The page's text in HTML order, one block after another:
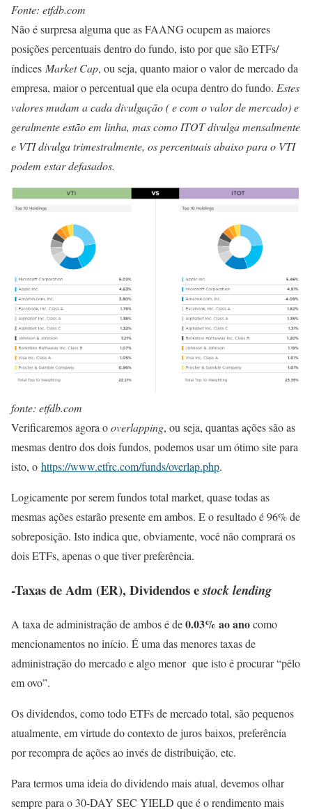
Fonte: etfdb.com
Não é surpresa alguma que as FAANG ocupem as maiores
posições percentuais dentro do fundo, isto por que são ETFs/
índices Market Cap, ou seja, quanto maior o valor de mercado da
empresa, maior o percentual que ela ocupa dentro do fundo. Estes
valores mudam a cada divulgação ( e com o valor de mercado) e
geralmente estão em linha, mas como ITOT divulga mensalmente
e VTI divulga trimestralmente, os percentuais abaixo para o VTI
podem estar defasados.
fonte: etfdb.com
Verificaremos agora ooverlapping, ou seja, quantas ações são as
mesmas dentro dos dois fundos, podemos usar um ótimo site para
isto, o https://www.etfrc.com/funds/overlap.php.
Logicamente por serem fundos total market, quase todas as
mesmas ações estarão presente em ambos. E o resultado é 96% de
sobreposição. Isto indica que, obviamente, você não comprará os
dois ETFs, apenas o que tiver preferência.
-Taxas de Adm (ER), Dividendos estock lending
A taxa de administração de ambos é de0.03% ao anocomo
mencionamentos no início. É uma das menores taxas de
administração do mercado e algo menor que isto é procurar “pêlo
em ovo”.
Os dividendos, como todo ETFs de mercado total, são pequenos
atualmente, em virtude do contexto de juros baixos, preferência
por recompra de ações ao invés de distribuição, etc.
Para termos uma ideia do dividendo mais atual, devemos olhar
sempre para o 30-DAY SEC YIELD que é o rendimento mais